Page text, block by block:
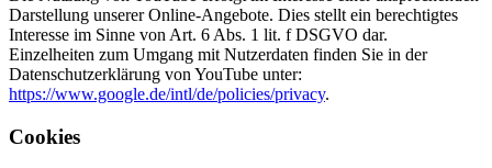
Darstellung unserer Online-Angebote. Dies stellt ein berechtigtes
Interesse im Sinne von Art. 6 Abs. 1 lit. f DSGVO dar.
Einzelheiten zum Umgang mit Nutzerdaten finden Sie in der
Datenschutzerklärung von YouTube unter:
https://www.google.de/intl/de/policies/privacy.
Cookies